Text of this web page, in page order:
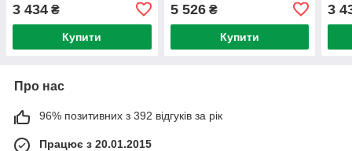
3 434 ₴
Купити
5 526₴
Купити
3
Про нас
96% позитивних з 392 відгуків за рік
Працює з 20.01.2015